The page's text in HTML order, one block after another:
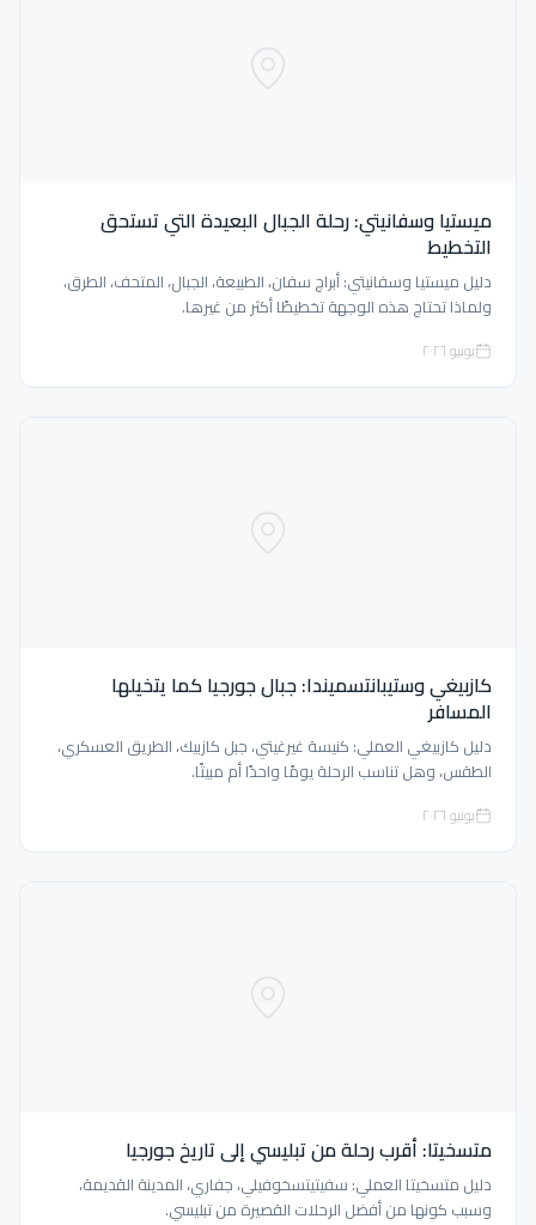
ميستيا وسفانيتي: رحلة الجبال البعيدة التي تستحق
التخطيط
دليل ميستيا وسفانيتي: أبراج سفان، الطبيعة، الجبال، المتحف، الطرق،
ولماذا تحتاج هذه الوجهة تخطيطًا أكثر من غيرها.
يونيو ٢٠٢٦
كازبيغي وستيبانتسميندا: جبال جورجيا كما يتخيلها
المسافر
دليل كازبيغي العملي: كنيسة غيرغيتي، جبل كازبيك، الطريق العسكري،
الطقس، وهل تناسب الرحلة يومًا واحدًا أم مبيتًا.
يونيو ٢٠٢٦
متسخيتا: أقرب رحلة من تبليسي إلى تاريخ جورجيا
دليل متسخيتا العملي: سفيتيتسخوفيلي، جفاري، المدينة القديمة،
وسبب كونها من أفضل الرحلات القصيرة من تبليسي.